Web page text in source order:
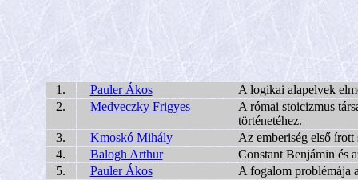
1. Pauler Ákos
A logikai alapelvek
2.
Medveczky Frigyes
A római stoicizmus
történetéhez.
3.
Kmoskó Mihály
Az emberiség első
4.
Balogh Arthur
Constant Benjámin és
5.
Pauler Ákos
A fogalom problémája